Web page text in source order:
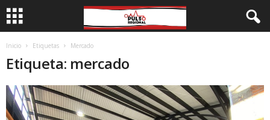
Inicio Etiquetas Mercado
Etiqueta: mercado